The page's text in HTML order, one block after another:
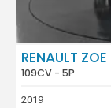
RENAULT ZOE
109CV - 5P
2019